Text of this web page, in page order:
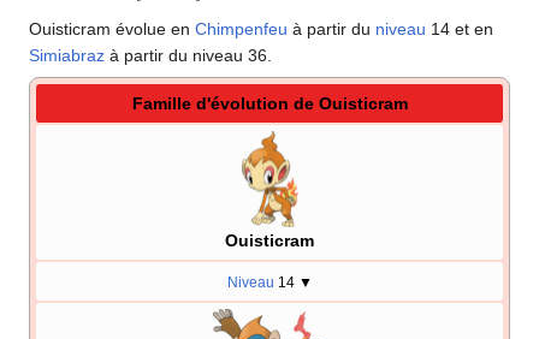
Ouisticram évolue en Chimpenfeu à partir du niveau 14 et en
Simiabraz à partir du niveau 36.
Famille d'évolution de Ouisticram
Ouisticram
Niveau 14 ▼